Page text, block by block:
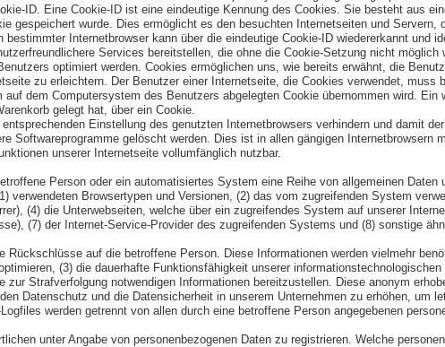
ID. Eine Cookie-ID ist eine eindeutige Kennung des Cookies. Sie besteht aus
gespeichert wurde. Dies ermöglicht es den besuchten Internetseiten und Servern,
Internetbrowser kann über die eindeutige Cookie-ID wiedererkannt und
Services bereitstellen, die ohne die Cookie-Setzung nicht möglich
optimiert werden. Cookies ermöglichen uns, wie bereits erwähnt, die
zu erleichtern. Der Benutzer einer Internetseite, die Cookies verwendet, muss
dem Computersystem des Benutzers abgelegten Cookie übernommen wird.
gelegt hat, über ein Cookie.
Einstellung des genutzten Internetbrowsers verhindern und damit
Softwareprogramme gelöscht werden. Dies ist in allen gängigen Internetbrowsern
unserer Internetseite vollumfänglich nutzbar.
Person oder ein automatisiertes System eine Reihe von allgemeinen Daten
Browsertypen und Versionen, (2) das vom zugreifenden System
(4) die Unterwebseiten, welche über ein zugreifendes System auf unserer
(7) der Internet-Service-Provider des zugreifenden Systems und (8) sonstige
auf die betroffene Person. Diese Informationen werden vielmehr
(3) die dauerhafte Funktionsfähigkeit unserer
Strafverfolgung notwendigen Informationen bereitzustellen. Diese anonym
Datenschutz und die Datensicherheit in unserem Unternehmen zu erhöhen, um
werden getrennt von allen durch eine betroffene Person angegebenen
unter Angabe von personenbezogenen Daten zu registrieren. Welche